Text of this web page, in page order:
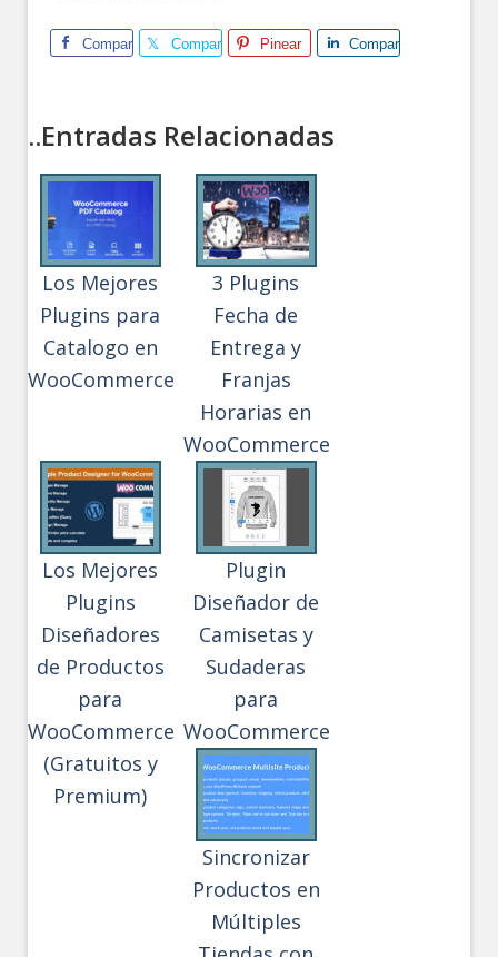
Comparte Comparte Pinear Comparte
..Entradas Relacionadas
Los Mejores
Plugins para
Catalogo en
WooCommerce
3 Plugins
Fecha de
Entrega y
Franjas
Horarias en
WooCommerce
Los Mejores
Plugins
Diseñadores
de Productos
para
WooCommerce
(Gratuitos y
Premium)
Plugin
Diseñador de
Camisetas y
Sudaderas
para
WooCommerce
Sincronizar
Productos en
Múltiples